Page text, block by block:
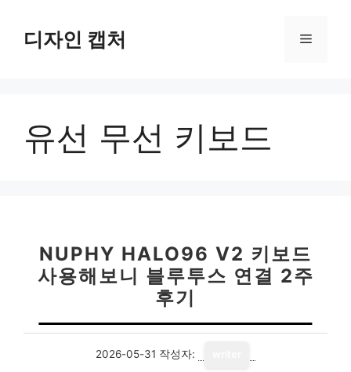
디자인 캡처 메
유선 무선 키보드
NUPHY HALO96 V2 키보드
사용해보니 블루투스 연결 2주
후기
2026-05-31 작성자: